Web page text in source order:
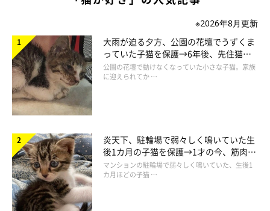
※2026年8月更新
大雨が迫る夕方、公園の花壇でうずくま
っていた子猫を保護→6年後、先住猫
と“姉妹”のような関係に
公園の花壇で動けなくなっていた小さな子猫。家族
に迎えられてか …
炎天下、駐輪場で弱々しく鳴いていた生
後1カ月の子猫を保護→1才の今、筋肉質
でツンデレなコに成長
マンションの駐輪場で弱々しく鳴いていた、生後1
カ月ほどの子猫 …